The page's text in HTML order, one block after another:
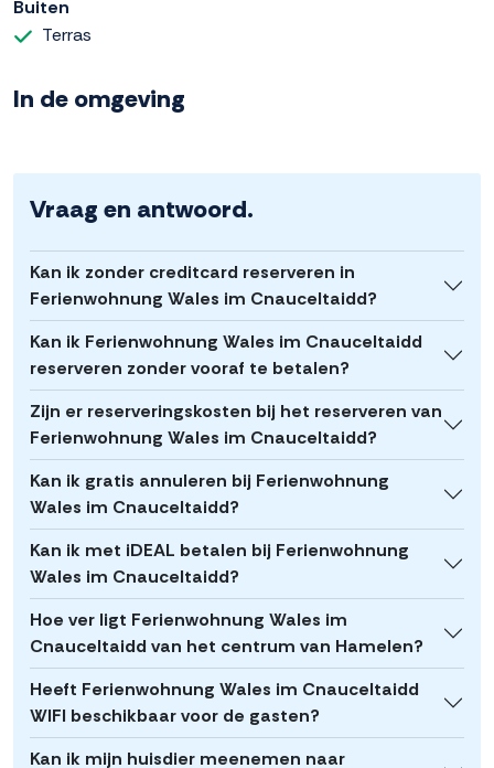
Buiten
Terras
In de omgeving
Vraag en antwoord.
Kan ik zonder creditcard reserveren in
Ferienwohnung Wales im Cnauceltaidd?
Kan ik Ferienwohnung Wales im Cnauceltaidd
reserveren zonder vooraf te betalen?
Zijn er reserveringskosten bij het reserveren van
Ferienwohnung Wales im Cnauceltaidd?
Kan ik gratis annuleren bij Ferienwohnung
Wales im Cnauceltaidd?
Kan ik met iDEAL betalen bij Ferienwohnung
Wales im Cnauceltaidd?
Hoe ver ligt Ferienwohnung Wales im
Cnauceltaidd van het centrum van Hamelen?
Heeft Ferienwohnung Wales im Cnauceltaidd
WIFI beschikbaar voor de gasten?
Kan ik mijn huisdier meenemen naar